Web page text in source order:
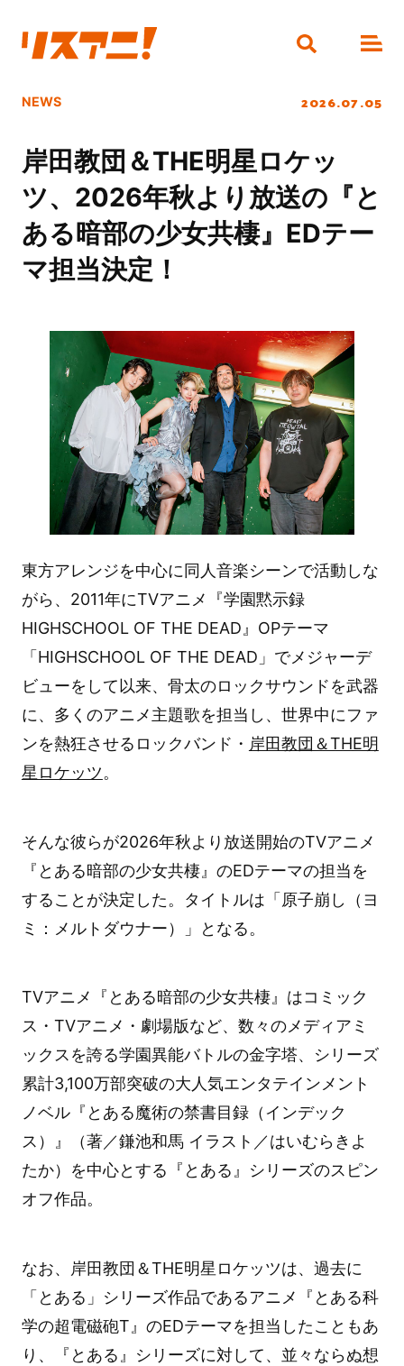
NEWS 2026.07.05
岸田教団＆THE明星ロケッ
ツ、2026年秋より放送の『と
ある暗部の少女共棲』EDテー
マ担当決定！
東方アレンジを中心に同人音楽シーンで活動しな
がら、2011年にTVアニメ『学園黙示録
HIGHSCHOOL OF THE DEAD』OPテーマ
「HIGHSCHOOL OF THE DEAD」でメジャーデ
ビューをして以来、骨太のロックサウンドを武器
に、多くのアニメ主題歌を担当し、世界中にファ
ンを熱狂させるロックバンド・ 岸田教団＆THE明
星ロケッツ。
そんな彼らが2026年秋より放送開始のTVアニメ
『とある暗部の少女共棲』のEDテーマの担当を
することが決定した。タイトルは「原子崩し（ヨ
ミ：メルトダウナー）」となる。
TVアニメ『とある暗部の少女共棲』はコミック
ス・TVアニメ・劇場版など、数々のメディアミ
ックスを誇る学園異能バトルの金字塔、シリーズ
累計3,100万部突破の大人気エンタテインメント
ノベル『とある魔術の禁書目録（インデック
ス）』（著／鎌池和馬 イラスト／はいむらきよ
たか）を中心とする『とある』シリーズのスピン
オフ作品。
なお、岸田教団＆THE明星ロケッツは、過去に
「とある」シリーズ作品であるアニメ『とある科
学の超電磁砲T』のEDテーマを担当したこともあ
り、『とある』シリーズに対して、並々ならぬ想